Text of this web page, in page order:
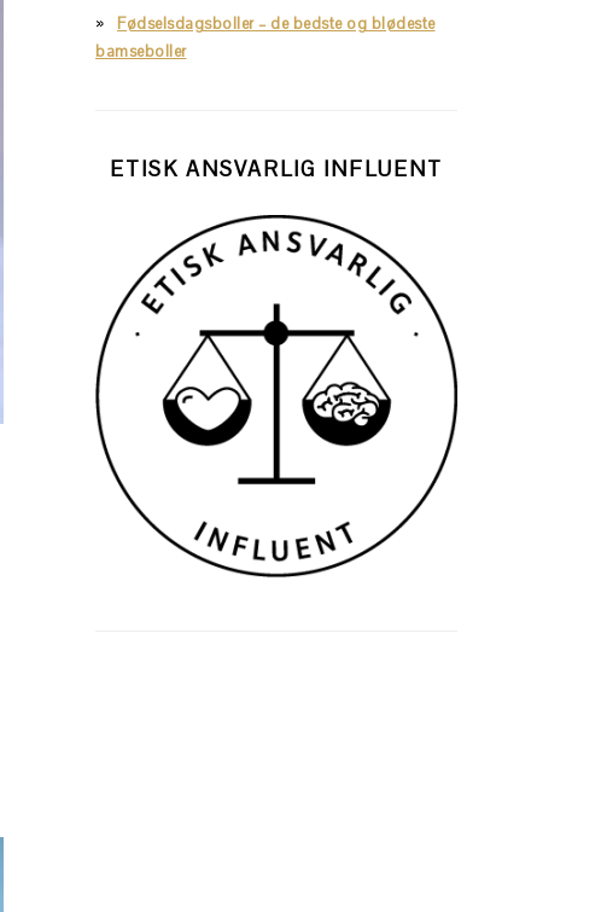
Fødselsdagsboller – de bedste og blødeste
bamseboller
ETISK ANSVARLIG INFLUENT